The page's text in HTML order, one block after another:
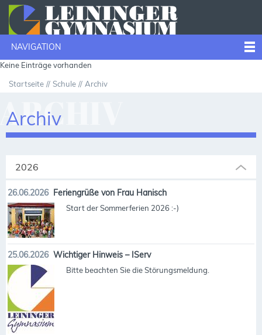
NAVIGATION
Keine Einträge vorhanden
Startseite Schule Archiv
Archiv
2026
26.06.2026 Feriengrüße von Frau Hanisch
Start der Sommerferien 2026 :-)
25.06.2026 Wichtiger Hinweis – IServ
Bitte beachten Sie die Störungsmeldung.